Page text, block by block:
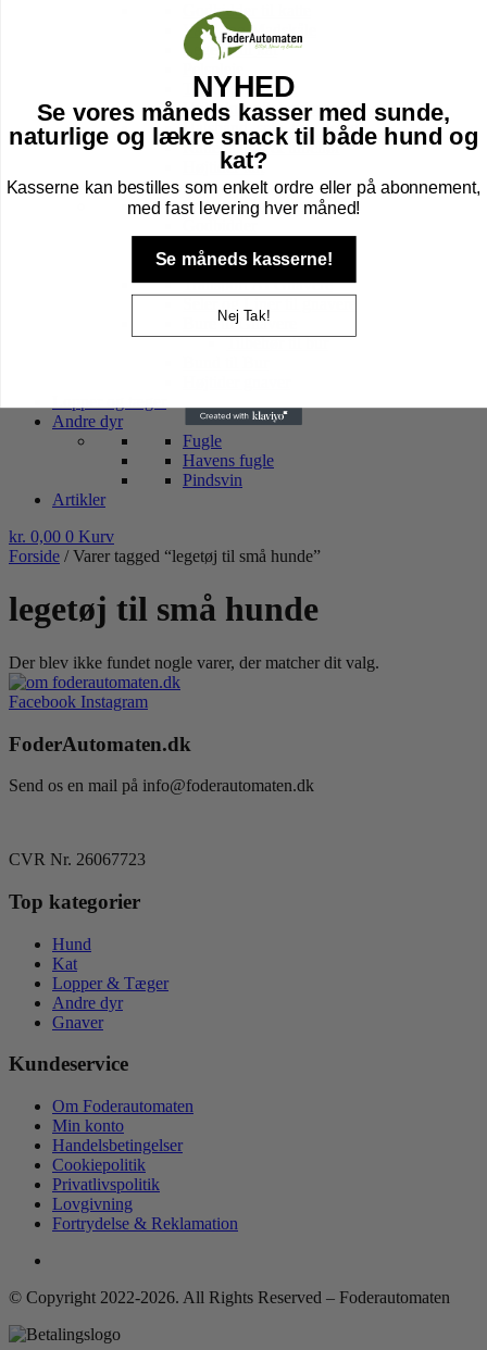
Godbidder til katte
Vand- og Madskåle
Legetøj til kat
Transport Tasker
Hule, kurv & kradsetræer
Halsbånd, sele, line & tegn
Kattebakker & tilbehør
Højtider kat
Gnavere
Foder til Gnavere
Pleje
Transport Af Gnavere
Bure til Gnavere
Tilbehør til bur
Andre dyr
Fugle
Havens fugle
Pindsvin
Artikler
kr. 0,00 0 Kurv
Forside / Varer tagged “legetøj til små hunde”
legetøj til små hunde
Der blev ikke fundet nogle varer, der matcher dit valg.
Facebook Instagram
FoderAutomaten.dk
Send os en mail på info@foderautomaten.dk
CVR Nr. 26067723
Top kategorier
Hund
Kat
Lopper & Tæger
Andre dyr
Gnaver
Kundeservice
Om Foderautomaten
Min konto
Handelsbetingelser
Cookiepolitik
Privatlivspolitik
Lovgivning
Fortrydelse & Reklamation
© Copyright 2022-2026. All Rights Reserved – Foderautomaten
NYHED
Se vores måneds kasser med sunde,
naturlige og lækre snack til både hund og
kat?
Kasserne kan bestilles som enkelt ordre eller på abonnement,
med fast levering hver måned!
Se måneds kasserne!
Nej Tak!